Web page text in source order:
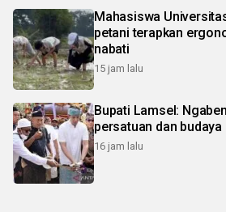
Mahasiswa
petani terapkan
nabati
15 jam lalu
Bupati Lamsel:
persatuan dan budaya
16 jam lalu